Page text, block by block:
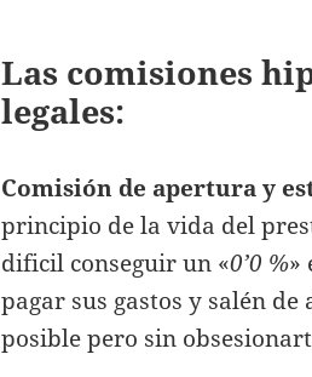
Las comisiones
legales:
Comisión de apertura y
principio de la vida del
dificil conseguir un «0’0 %»
pagar sus gastos y salén
posible pero sin